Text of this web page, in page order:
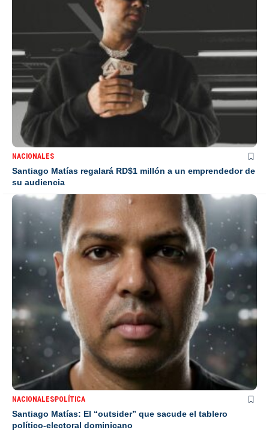
NACIONALES
Santiago Matías regalará RD$1 millón a un emprendedor de
su audiencia
NACIONALESPOLÍTICA
Santiago Matías: El “outsider” que sacude el tablero
político-electoral dominicano